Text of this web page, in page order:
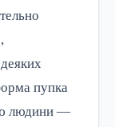
пупка
людини —